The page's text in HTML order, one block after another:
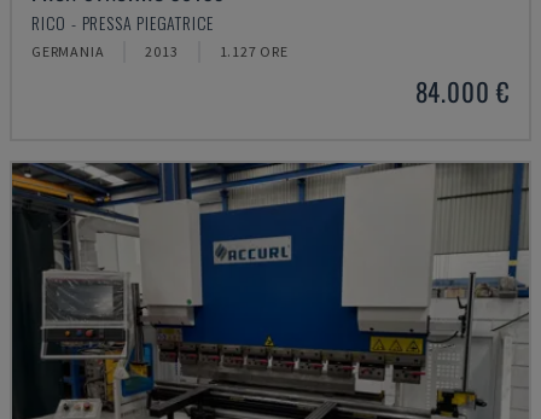
RICO - PRESSA PIEGATRICE
GERMANIA 2013 1.127 ORE
84.000 €